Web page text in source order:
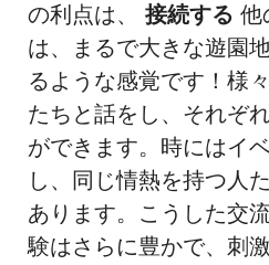
の利点は、 接続する 他
は、まるで大きな遊園
るような感覚です！様
たちと話をし、それぞ
ができます。時にはイ
し、同じ情熱を持つ人
あります。こうした交
験はさらに豊かで、刺